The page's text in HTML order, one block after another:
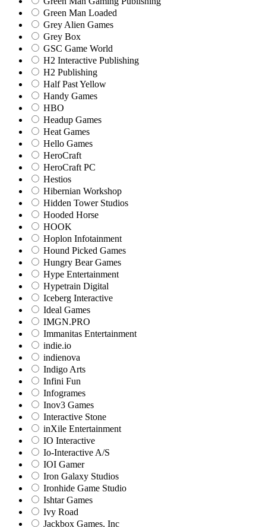
Green Man Loaded
Grey Alien Games
Grey Box
GSC Game World
H2 Interactive Publishing
H2 Publishing
Half Past Yellow
Handy Games
HBO
Headup Games
Heat Games
Hello Games
HeroCraft
HeroCraft PC
Hestios
Hibernian Workshop
Hidden Tower Studios
Hooded Horse
HOOK
Hoplon Infotainment
Hound Picked Games
Hungry Bear Games
Hype Entertainment
Hypetrain Digital
Iceberg Interactive
Ideal Games
IMGN.PRO
Immanitas Entertainment
indie.io
indienova
Indigo Arts
Infini Fun
Infogrames
Inov3 Games
Interactive Stone
inXile Entertainment
IO Interactive
Io-Interactive A/S
IOI Gamer
Iron Galaxy Studios
Ironhide Game Studio
Ishtar Games
Ivy Road
Jackbox Games, Inc